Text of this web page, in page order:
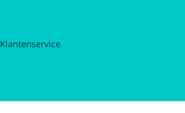
Klantenservice